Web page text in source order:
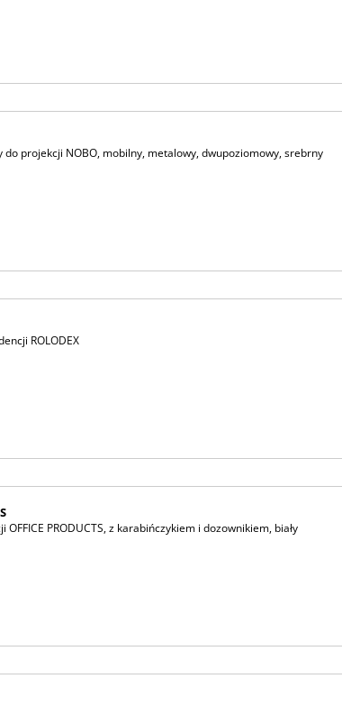
projekcji NOBO, mobilny, metalowy, dwupoziomowy, srebrny
ROLODEX
OFFICE PRODUCTS, z karabińczykiem i dozownikiem, biały